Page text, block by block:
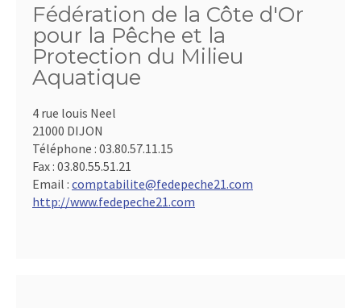
Fédération de la Côte d'Or
pour la Pêche et la
Protection du Milieu
Aquatique
4 rue louis Neel
21000 DIJON
Téléphone : 03.80.57.11.15
Fax : 03.80.55.51.21
Email : comptabilite@fedepeche21.com
http://www.fedepeche21.com